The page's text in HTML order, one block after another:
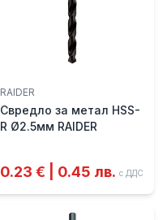
RAIDER
Свредло за метал HSS-
R Ø2.5мм RAIDER
0.23 € | 0.45 лв. с ДДС